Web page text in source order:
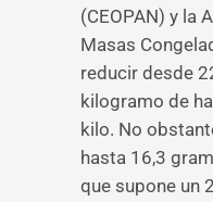
(CEOPAN) y la
Masas
reducir desde
kilogramo de
kilo. No
hasta 16,3
que supone un